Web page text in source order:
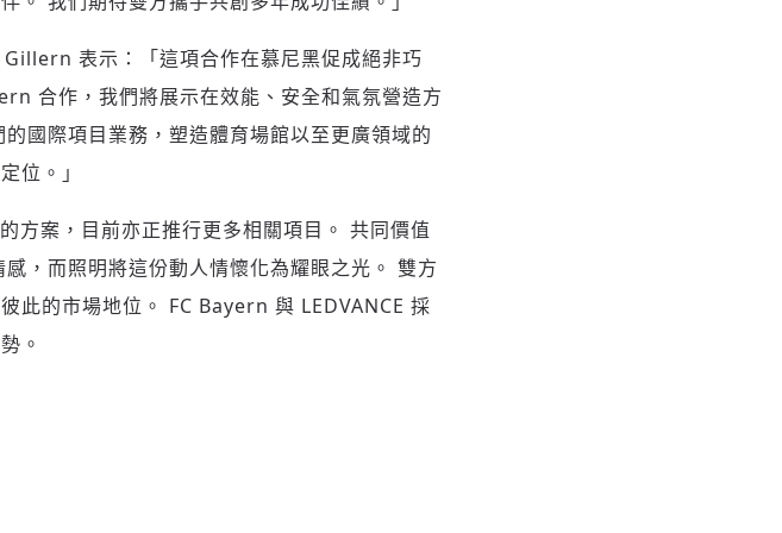
時報》
脈動
技革命
的驗證碼
效)
表示：「這項合作在慕尼黑促成絕非巧
合作，我們將展示在效能、安全和氣氛營造方
國際項目業務，塑造體育場館以至更廣領域的
位。」
方案，目前亦正推行更多相關項目。 共同價值
，而照明將這份動人情懷化為耀眼之光。 雙方
此的市場地位。 FC Bayern 與 LEDVANCE 採
。